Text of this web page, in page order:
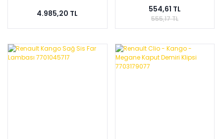
4.985,20 TL 554,61 TL
555,17 TL